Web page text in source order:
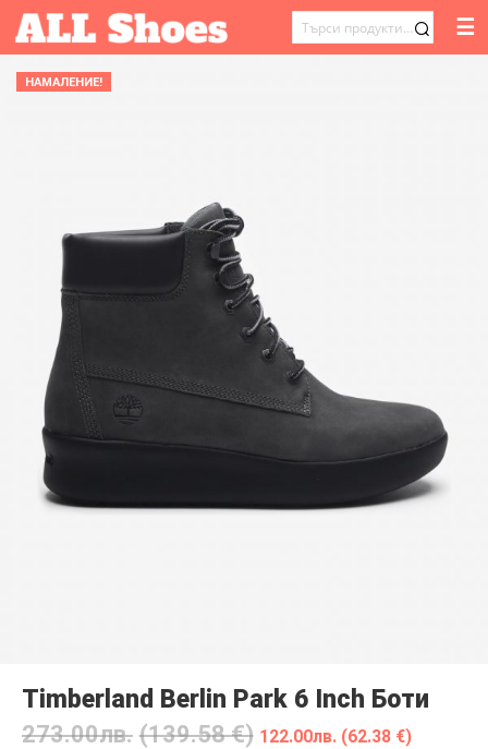
ТЪРСЕНЕ
☰
НАМАЛЕНИЕ!
Timberland Berlin Park 6 Inch Боти
273.00лв. (139.58 €) 122.00лв. (62.38 €)